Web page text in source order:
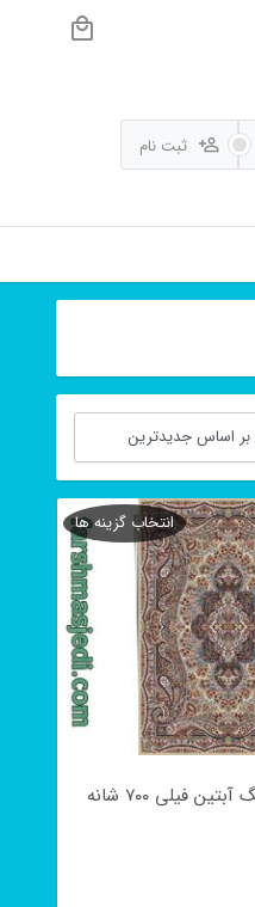
ثبت نام
فرش ماشینی ۸ رنگ آبتین فیلی ۷۰۰ شانه
انتخاب گزینه ها